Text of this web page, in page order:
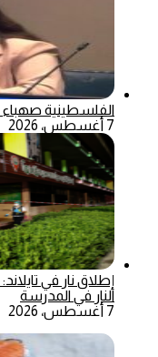
الفلسطينية صهباء
7 أغسطس، 2026
إطلاق نار في
النار في المدرسة
7 أغسطس، 2026